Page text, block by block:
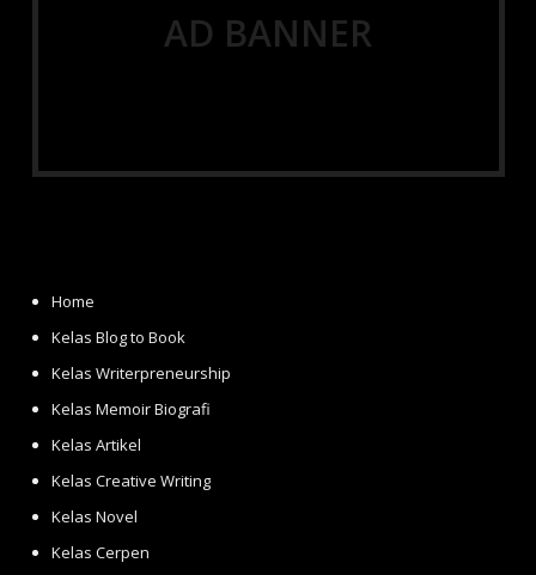
AD BANNER
Home
Kelas Blog to Book
Kelas Writerpreneurship
Kelas Memoir Biografi
Kelas Artikel
Kelas Creative Writing
Kelas Novel
Kelas Cerpen